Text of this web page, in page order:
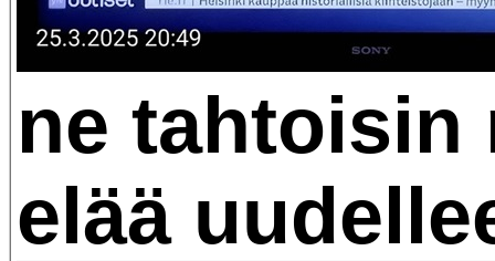
ne tahtoisin
elää